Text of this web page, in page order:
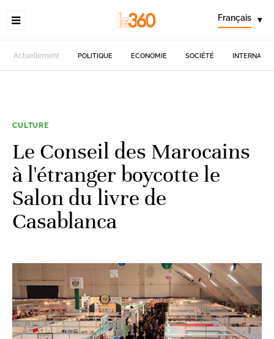
Français ▾
Actuellement POLITIQUE ECONOMIE SOCIÉTÉ
CULTURE
Le Conseil des Marocains
à l'étranger boycotte le
Salon du livre de
Casablanca